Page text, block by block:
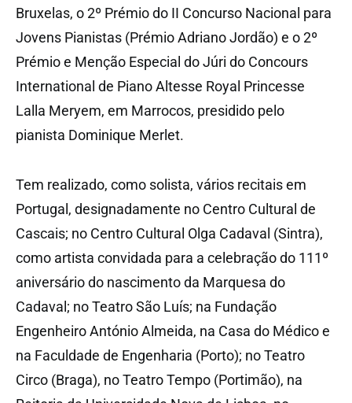
Bruxelas, o 2º Prémio do II Concurso Nacional para
Jovens Pianistas (Prémio Adriano Jordão) e o 2º
Prémio e Menção Especial do Júri do Concours
International de Piano Altesse Royal Princesse
Lalla Meryem, em Marrocos, presidido pelo
pianista Dominique Merlet.
Tem realizado, como solista, vários recitais em
Portugal, designadamente no Centro Cultural de
Cascais; no Centro Cultural Olga Cadaval (Sintra),
como artista convidada para a celebração do 111º
aniversário do nascimento da Marquesa do
Cadaval; no Teatro São Luís; na Fundação
Engenheiro António Almeida, na Casa do Médico e
na Faculdade de Engenharia (Porto); no Teatro
Circo (Braga), no Teatro Tempo (Portimão), na